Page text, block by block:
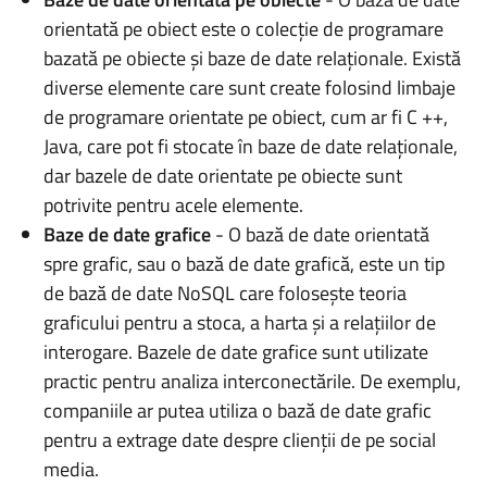
orientată pe obiect este o colecție de programare
bazată pe obiecte și baze de date relaționale. Există
diverse elemente care sunt create folosind limbaje
de programare orientate pe obiect, cum ar fi C ++,
Java, care pot fi stocate în baze de date relaționale,
dar bazele de date orientate pe obiecte sunt
potrivite pentru acele elemente.
Baze de date grafice- O bază de date orientată
spre grafic, sau o bază de date grafică, este un tip
de bază de date NoSQL care folosește teoria
graficului pentru a stoca, a harta și a relațiilor de
interogare. Bazele de date grafice sunt utilizate
practic pentru analiza interconectările. De exemplu,
companiile ar putea utiliza o bază de date grafic
pentru a extrage date despre clienții de pe social
media.